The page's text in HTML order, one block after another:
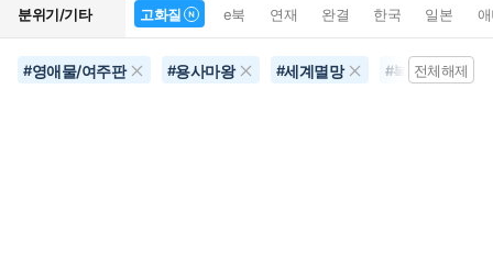
분위기/기타 고화질 e북 연재 완결 한국 일본
#영애물/여주판 #용사마왕 #세계멸망 #복수/배신
전체해제